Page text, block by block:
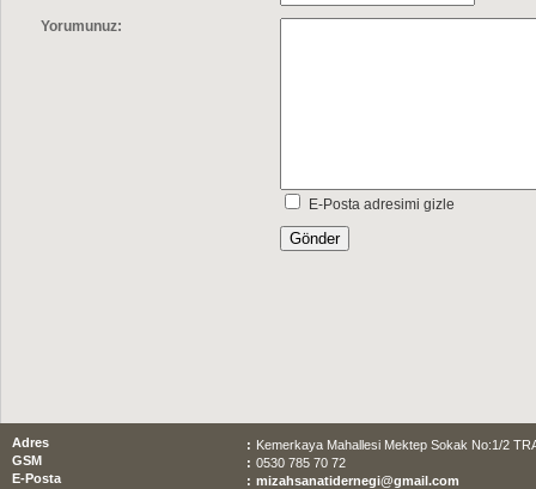
Yorumunuz:
E-Posta adresimi gizle
Adres : Kemerkaya Mahallesi Mektep Sokak No:1/2
GSM
: 0530 785 70 72
E-Posta
: mizahsanatidernegi@gmail.com